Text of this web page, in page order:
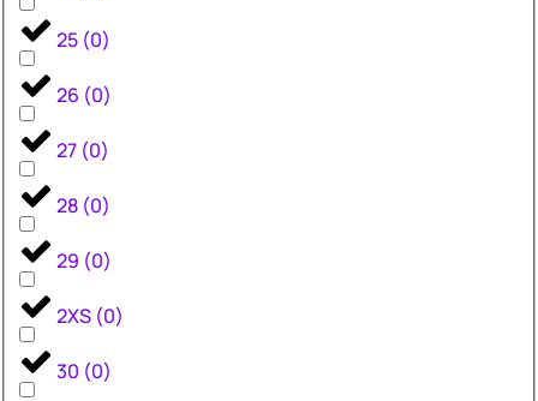
25 (0)
26 (0)
27 (0)
28 (0)
29 (0)
2XS (0)
30 (0)